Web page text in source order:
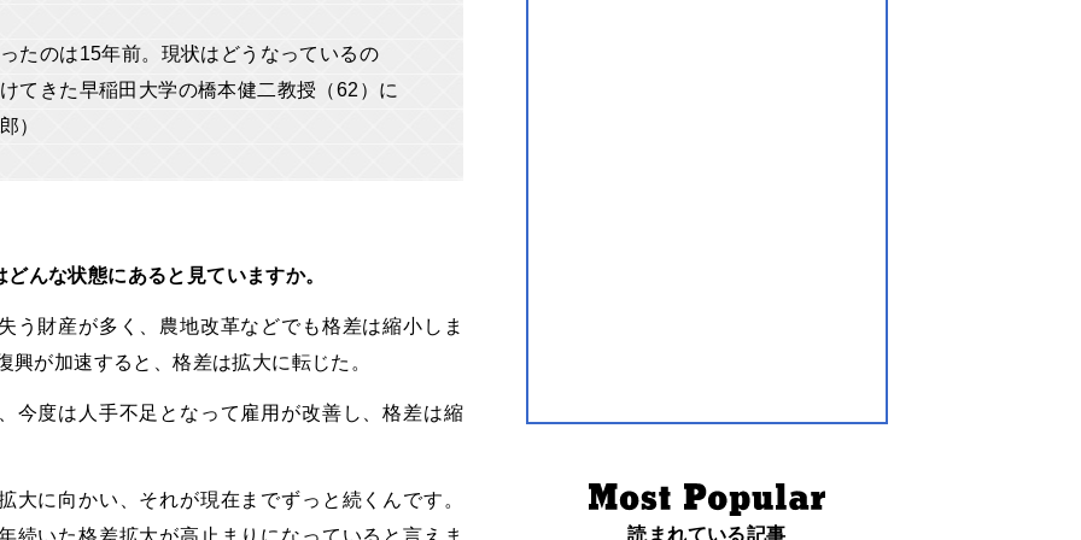
たのは15年前。現状はどうなっているの
てきた早稲田大学の橋本健二教授（62）に
）
んな状態にあると見ていますか。
う財産が多く、農地改革などでも格差は縮小しま
が加速すると、格差は拡大に転じた。
今度は人手不足となって雇用が改善し、格差は縮
大に向かい、それが現在までずっと続くんです。
続いた格差拡大が高止まりになっていると言えま
読まれている記事